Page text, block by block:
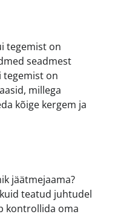
tegemist on
seadmest
tegemist on
millega
kõige kergem ja
jäätmejaama?
teatud juhtudel
kontrollida oma